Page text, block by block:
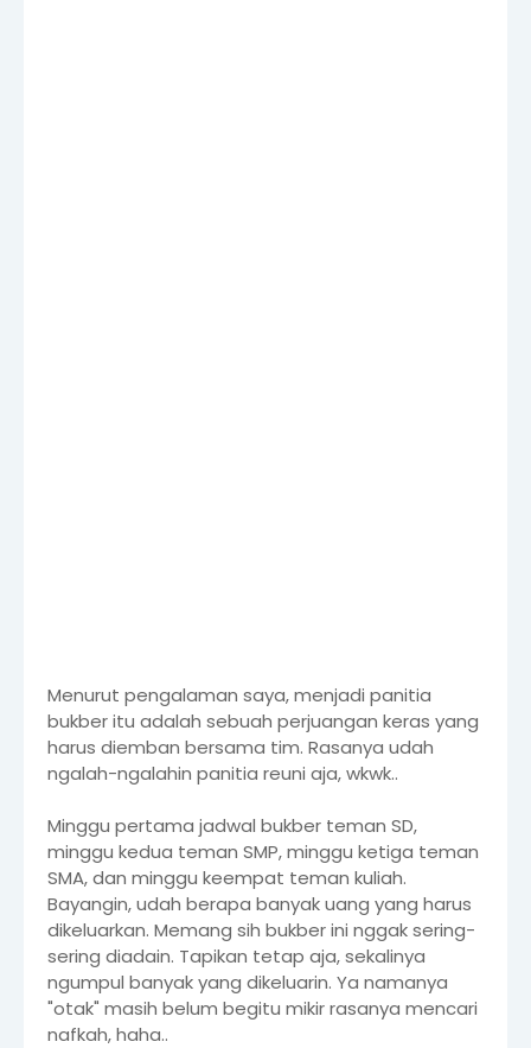
Menurut pengalaman saya, menjadi panitia
bukber itu adalah sebuah perjuangan keras yang
harus diemban bersama tim. Rasanya udah
ngalah-ngalahin panitia reuni aja, wkwk..
Minggu pertama jadwal bukber teman SD,
minggu kedua teman SMP, minggu ketiga teman
SMA, dan minggu keempat teman kuliah.
Bayangin, udah berapa banyak uang yang harus
dikeluarkan. Memang sih bukber ini nggak sering-
sering diadain. Tapikan tetap aja, sekalinya
ngumpul banyak yang dikeluarin. Ya namanya
"otak" masih belum begitu mikir rasanya mencari
nafkah, haha..